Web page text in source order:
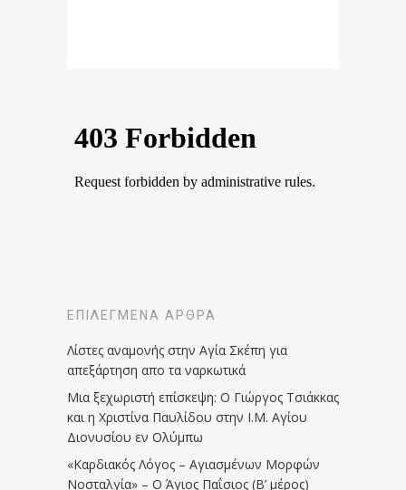
ΕΠΙΛΕΓΜΈΝΑ ΆΡΘΡΑ
Λίστες αναμονής στην Αγία Σκέπη για
απεξάρτηση απο τα ναρκωτικά
Μια ξεχωριστή επίσκεψη: Ο Γιώργος Τσιάκκας
και η Χριστίνα Παυλίδου στην Ι.Μ. Αγίου
Διονυσίου εν Ολύμπω
«Καρδιακός Λόγος – Αγιασμένων Μορφών
Νοσταλγία» – Ο Άγιος Παΐσιος (Β’ μέρος)